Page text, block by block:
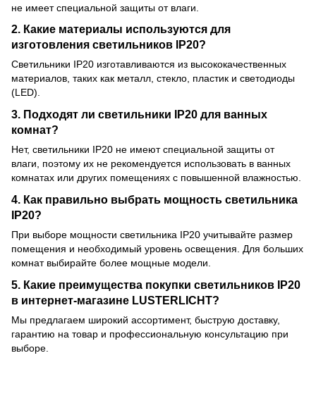
не имеет специальной защиты от влаги.
2. Какие материалы используются для
изготовления светильников IP20?
Светильники IP20 изготавливаются из высококачественных
материалов, таких как металл, стекло, пластик и светодиоды
(LED).
3. Подходят ли светильники IP20 для ванных
комнат?
Нет, светильники IP20 не имеют специальной защиты от
влаги, поэтому их не рекомендуется использовать в ванных
комнатах или других помещениях с повышенной влажностью.
4. Как правильно выбрать мощность светильника
IP20?
При выборе мощности светильника IP20 учитывайте размер
помещения и необходимый уровень освещения. Для больших
комнат выбирайте более мощные модели.
5. Какие преимущества покупки светильников IP20
в интернет-магазине LUSTERLICHT?
Мы предлагаем широкий ассортимент, быструю доставку,
гарантию на товар и профессиональную консультацию при
выборе.